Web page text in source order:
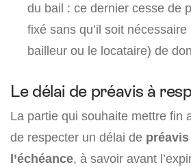
du bail : ce dernier cesse de
fixé sans qu’il soit
bailleur ou le locataire) de
Le délai de préavis à
La partie qui souhaite mettre fin
de respecter un délai de
l’échéance, à savoir avant